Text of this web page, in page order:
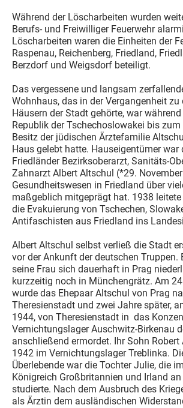
Während der Löscharbeiten wurden
Berufs- und Freiwilliger Feuerwehr
Löscharbeiten waren die Einheiten der
Raspenau, Reichenberg, Friedland,
Berzdorf und Weigsdorf beteiligt.
Das vergessene und langsam
Wohnhaus, das in der Vergangenheit zu
Häusern der Stadt gehörte, war während
Republik der Tschechoslowakei bis
Besitz der jüdischen Ärztefamilie
Haus gelebt hatte. Hauseigentümer war
Friedländer Bezirksoberarzt, Sanitäts-
Zahnarzt Albert Altschul (*29.
Gesundheitswesen in Friedland über
maßgeblich mitgeprägt hat. 1938 leitete
die Evakuierung von Tschechen,
Antifaschisten aus Friedland ins
Albert Altschul selbst verließ die Stadt
vor der Ankunft der deutschen Truppen.
seine Frau sich dauerhaft in Prag
kurzzeitig noch in Münchengrätz. Am
wurde das Ehepaar Altschul von Prag
Theresienstadt und zwei Jahre später,
1944, von Theresienstadt in das
Vernichtungslager Auschwitz-Birkenau
anschließend ermordet. Ihr Sohn
1942 im Vernichtungslager Treblinka.
Überlebende war die Tochter Julie, die
Königreich Großbritannien und Irland
studierte. Nach dem Ausbruch des
als Ärztin dem ausländischen